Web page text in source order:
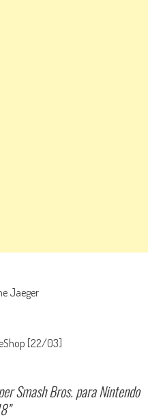
Jaeger
[22/03]
Smash Bros. para Nintendo
”